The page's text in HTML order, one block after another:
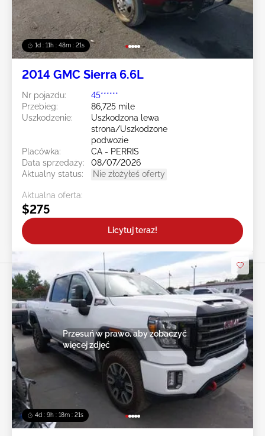
1d : 11h : 48m : 18s
2014 GMC Sierra 6.6L
Nr pojazdu:
45******
Przebieg:
86,725 mile
Uszkodzenie:
Uszkodzona lewa
strona/Uszkodzone
podwozie
Placówka:
CA - PERRIS
Data sprzedaży:
08/07/2026
Aktualny status:
Nie złożyłeś oferty
Aktualna oferta:
$275
Licytuj teraz!
4d : 9h : 18m : 18s
Przesuń w prawo, aby zobaczyć
więcej zdjęć